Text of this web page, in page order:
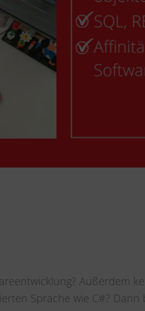
Außerdem
Sprache wie C#?